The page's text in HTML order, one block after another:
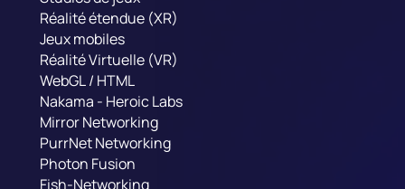
Réalité étendue (XR)
Jeux mobiles
Réalité Virtuelle (VR)
WebGL / HTML
Nakama - Heroic Labs
Mirror Networking
PurrNet Networking
Photon Fusion
Fish-Networking